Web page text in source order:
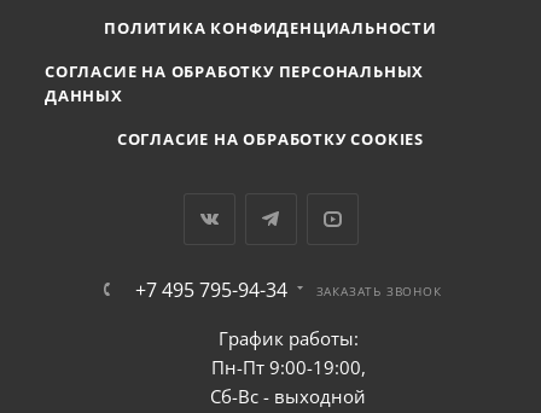
ПОЛИТИКА КОНФИДЕНЦИАЛЬНОСТИ
СОГЛАСИЕ НА ОБРАБОТКУ ПЕРСОНАЛЬНЫХ
ДАННЫХ
СОГЛАСИЕ НА ОБРАБОТКУ COOKIES
+7 495 795-94-34 ЗАКАЗАТЬ ЗВОНОК
График работы:
Пн-Пт 9:00-19:00,
Сб-Вс - выходной